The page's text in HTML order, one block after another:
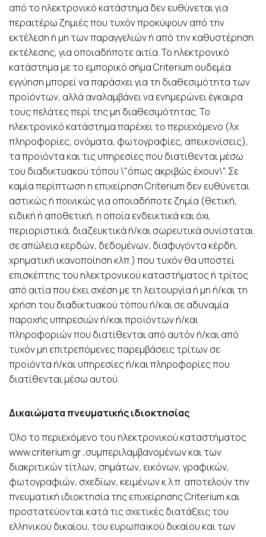
από το ηλεκτρονικό κατάστημα δεν ευθύνεται για
περαιτέρω ζημιές που τυχόν προκύψουν από την
εκτέλεση ή μη των παραγγελιών ή από την καθυστέρηση
εκτέλεσης, για οποιαδήποτε αιτία. Το ηλεκτρονικό
κατάστημα με το εμπορικό σήμα Criterium ουδεμία
εγγύηση μπορεί να παράσχει για τη διαθεσιμότητα των
προϊόντων, αλλά αναλαμβάνει να ενημερώνει έγκαιρα
τους πελάτες περί της μη διαθεσιμότητας. Το
ηλεκτρονικό κατάστημα παρέχει το περιεχόμενο (λχ
πληροφορίες, ονόματα, φωτογραφίες, απεικονίσεις),
τα προϊόντα και τις υπηρεσίες που διατίθενται μέσω
του διαδικτυακού τόπου \"όπως ακριβώς έχουν\". Σε
καμία περίπτωση η επιχείρηση Criterium δεν ευθύνεται
αστικώς ή ποινικώς για οποιαδήποτε ζημία (θετική,
ειδική ή αποθετική, η οποία ενδεικτικά και όχι
περιοριστικά, διαζευκτικά ή/και σωρευτικά συνίσταται
σε απώλεια κερδών, δεδομένων, διαφυγόντα κέρδη,
χρηματική ικανοποίηση κλπ.) που τυχόν θα υποστεί
επισκέπτης του ηλεκτρονικού καταστήματος ή τρίτος
από αιτία που έχει σχέση με τη λειτουργία ή μη ή/και τη
χρήση του διαδικτυακού τόπου ή/και σε αδυναμία
παροχής υπηρεσιών ή/και προϊόντων ή/και
πληροφοριών που διατίθενται από αυτόν ή/και από
τυχόν μη επιτρεπόμενες παρεμβάσεις τρίτων σε
προϊόντα ή/και υπηρεσίες ή/και πληροφορίες που
διατίθενται μέσω αυτού.
Δικαιώματα πνευματικής ιδιοκτησίας
Όλο το περιεχόμενο του ηλεκτρονικού καταστήματος
www.criterium.gr ,συμπεριλαμβανομένων και των
διακριτικών τίτλων, σημάτων, εικόνων, γραφικών,
φωτογραφιών, σχεδίων, κειμένων κ.λ.π. αποτελούν την
πνευματική ιδιοκτησία της επιχείρησης Criterium και
προστατεύονται κατά τις σχετικές διατάξεις του
ελληνικού δικαίου, του ευρωπαϊκού δικαίου και των